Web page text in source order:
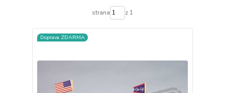
strana z 1
Doprava ZDARMA